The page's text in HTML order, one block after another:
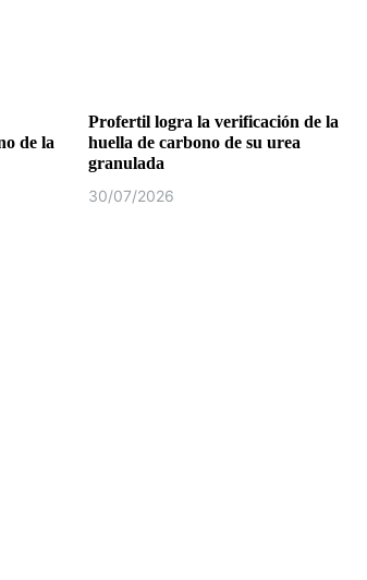
de la
Profertil logra la verificación de la
huella de carbono de su urea
granulada
30/07/2026